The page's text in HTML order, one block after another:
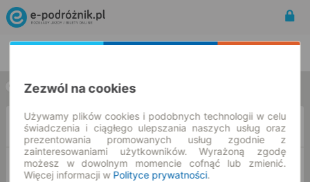
w jedną stronę w obie strony
DO
Zezwól na cookies
Używamy plików cookies i podobnych technologii w celu
świadczenia i ciągłego ulepszania naszych usług oraz
prezentowania promowanych usług zgodnie z
zainteresowaniami użytkowników. Wyrażoną zgodę
możesz w dowolnym momencie cofnąć lub zmienić.
Więcej informacji w Polityce prywatności.